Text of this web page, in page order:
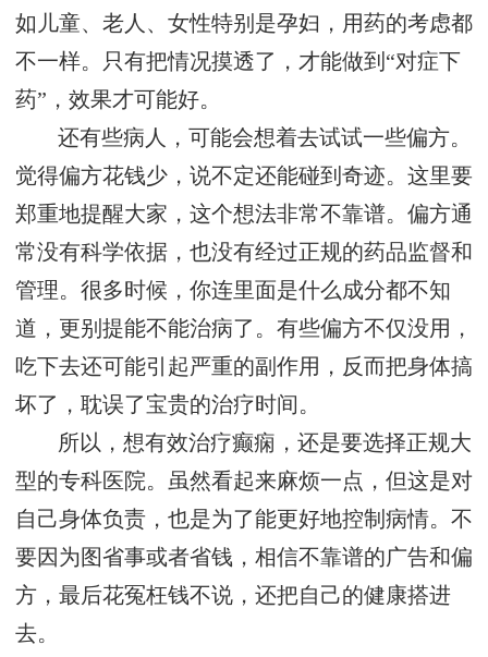
如儿童、老人、女性特别是孕妇，用药的考虑都
不一样。只有把情况摸透了，才能做到“对症下
药”，效果才可能好。
还有些病人，可能会想着去试试一些偏方。
觉得偏方花钱少，说不定还能碰到奇迹。这里要
郑重地提醒大家，这个想法非常不靠谱。偏方通
常没有科学依据，也没有经过正规的药品监督和
管理。很多时候，你连里面是什么成分都不知
道，更别提能不能治病了。有些偏方不仅没用，
吃下去还可能引起严重的副作用，反而把身体搞
坏了，耽误了宝贵的治疗时间。
所以，想有效治疗癫痫，还是要选择正规大
型的专科医院。虽然看起来麻烦一点，但这是对
自己身体负责，也是为了能更好地控制病情。不
要因为图省事或者省钱，相信不靠谱的广告和偏
方，最后花冤枉钱不说，还把自己的健康搭进
去。